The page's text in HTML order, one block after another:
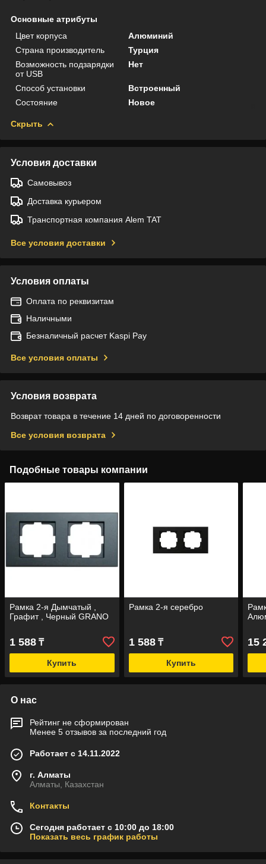
Основные атрибуты
Цвет корпуса
Алюминий
Страна производитель
Турция
Возможность подзарядки
от USB
Нет
Способ установки
Встроенный
Состояние
Новое
Скрыть
Условия доставки
Самовывоз
Доставка курьером
Транспортная компания Alem TAT
Все условия доставки
Условия оплаты
Оплата по реквизитам
Наличными
Безналичный расчет Kaspi Pay
Все условия оплаты
Условия возврата
Возврат товара в течение 14 дней по договоренности
Все условия возврата
Подобные товары компании
Рамка 2-я Дымчатый ,
Графит , Черный GRANO
1 588 ₸
Купить
Рамка 2-я серебро
1 588₸
Купить
15
О нас
Рейтинг не сформирован
Менее 5 отзывов за последний год
Работает с 14.11.2022
г. Алматы
Алматы, Казахстан
Контакты
Сегодня работает с 10:00 до 18:00
Показать весь график работы